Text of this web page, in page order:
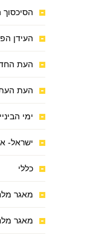
הסיכסוך
העידן
העת
העת
ימי
ישראל-
כללי
מאגר
מאגר